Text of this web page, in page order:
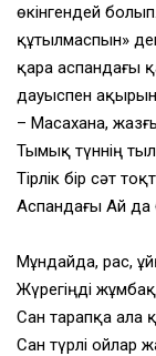
өкінгендей
құтылмаспын»
қара аспандағы
дауыспен
– Масахана,
Тымық түннің
Тірлік бір сәт
Аспандағы Ай да
Мұндайда, рас,
Жүрегіңді
Сан тарапқа ала
Сан түрлі ойлар